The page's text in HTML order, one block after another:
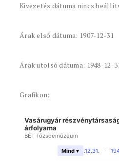
Kivezetés dátuma nincs
Árak első dátuma: 1907-12-31
Árak utolsó dátuma: 1948-12-
Grafikon:
Vasárugyár
árfolyama
BÉT Tőzsdemúzeum
1908.12.31. -
Mind ▾